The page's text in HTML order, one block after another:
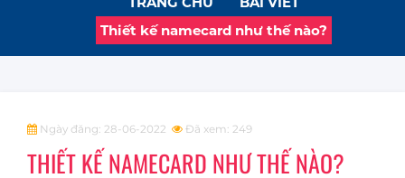
Thiết kế namecard như thế nào?
Ngày đăng: 28-06-2022 Đã xem: 249
THIẾT KẾ NAMECARD NHƯ THẾ NÀO?